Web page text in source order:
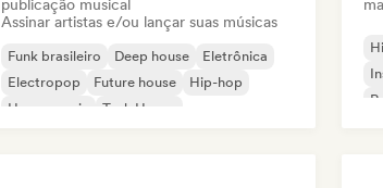
publicação musical
Assinar artistas e/ou lançar suas músicas
Funk brasileiro Deep house
Eletrônica
Electropop
Future house
Hip-hop
House music
Tech House